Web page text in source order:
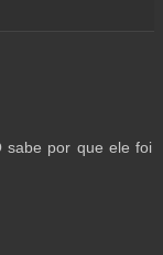
sabe por que ele foi